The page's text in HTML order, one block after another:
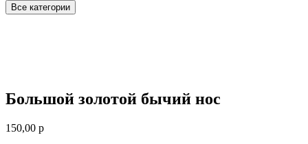
Все категории
Большой золотой бычий нос
150,00 р